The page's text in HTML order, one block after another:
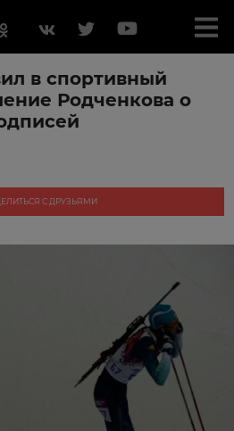
в спортивный
Родченкова о
С ДРУЗЬЯМИ